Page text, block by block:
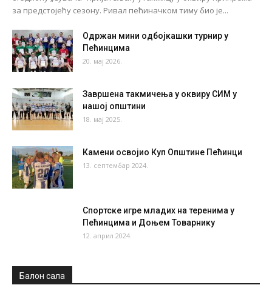
за предстојећу сезону. Ривал пећиначком тиму био је...
Одржан мини одбојкашки турнир у
Пећинцима
20. мај 2026.
Завршена такмичења у оквиру СИМ у
нашој општини
18. мај 2025.
Камени освојио Куп Општине Пећинци
13. септембар 2024.
Спортске игре младих на теренима у
Пећинцима и Доњем Товарнику
12. април 2024.
Балон сала